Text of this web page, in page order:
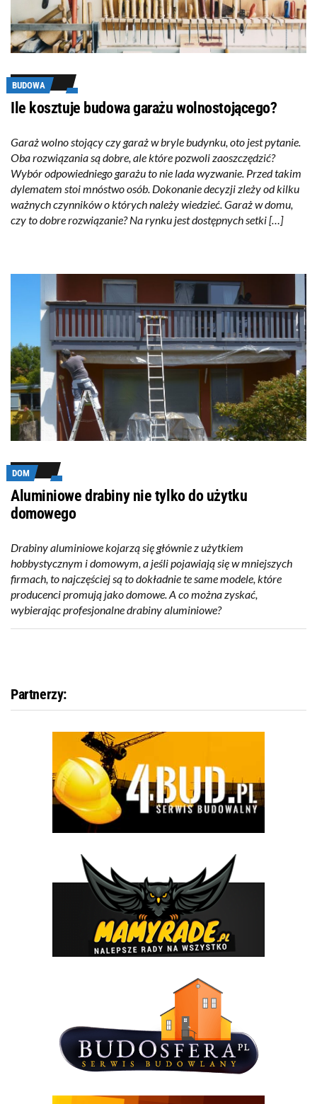
BUDOWA
Ile kosztuje budowa garażu wolnostojącego?
Garaż wolno stojący czy garaż w bryle budynku, oto jest pytanie.
Oba rozwiązania są dobre, ale które pozwoli zaoszczędzić?
Wybór odpowiedniego garażu to nie lada wyzwanie. Przed takim
dylematem stoi mnóstwo osób. Dokonanie decyzji zleży od kilku
ważnych czynników o których należy wiedzieć. Garaż w domu,
czy to dobre rozwiązanie? Na rynku jest dostępnych setki […]
DOM
Aluminiowe drabiny nie tylko do użytku
domowego
Drabiny aluminiowe kojarzą się głównie z użytkiem
hobbystycznym i domowym, a jeśli pojawiają się w mniejszych
firmach, to najczęściej są to dokładnie te same modele, które
producenci promują jako domowe. A co można zyskać,
wybierając profesjonalne drabiny aluminiowe?
Partnerzy: